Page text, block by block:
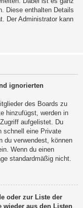
Diese enthalten Details
Der Administrator kann
ignorierten
des Boards zu
hinzufügst, werden in
aufgelistet. Du
schnell eine Private
du verwendest, können
Wenn du einen
standardmäßig nicht.
oder zur Liste der
wieder aus den Listen